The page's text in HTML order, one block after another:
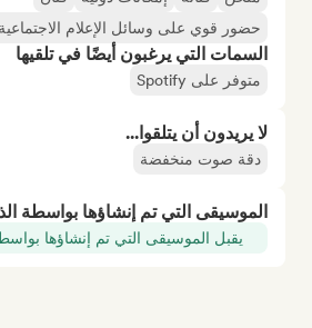
حضور قوي على وسائل الإعلام الاجتماعية
السمات التي يرغبون أيضًا في تلقيها
متوفر على Spotify
لا يريدون أن يتلقوا...
دقة صوت منخفضة
الموسيقى التي تم إنشاؤها بواسطة
يقبل الموسيقى التي تم إنشاؤها